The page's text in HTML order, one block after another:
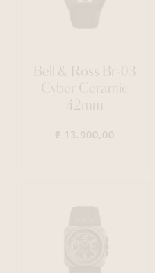
Bell & Ross Br-03
Cyber Ceramic
42mm
€ 13.900,00